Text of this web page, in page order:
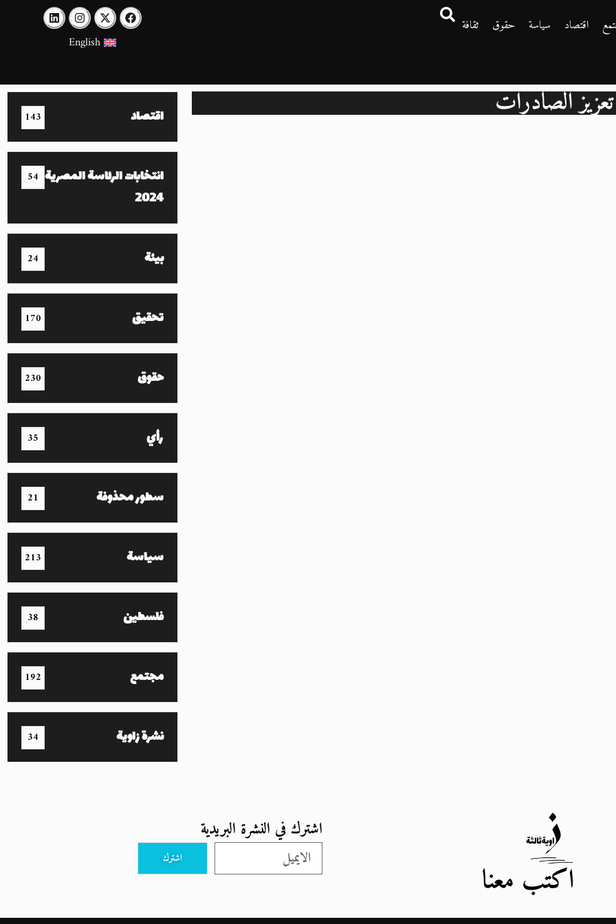
اقتصاد سياسة حقوق
ثقافة
English
تعزيز الصادرات اقتصاد 143
انتخابات الرئاسة المصرية
2024
54
بيئة 24
تحقيق 170
حقوق 230
رأي 35
سطور محذوفة 21
سياسة 213
فلسطين 38
مجتمع 192
نشرة زاوية 34
اكتب معنا
اشترك في النشرة البريدية
اشترك